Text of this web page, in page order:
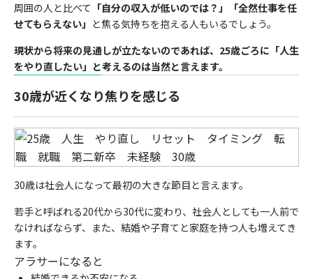
周囲の人と比べて 「自分の収入が低いのでは？」「全然仕事を任
せてもらえない」 と焦る気持ちを抱える人もいるでしょう。
現状から将来の見通しが立たないのであれば、25歳ごろに「人生
をやり直したい」と考えるのは当然と言えます。
30歳が近くなり焦りを感じる
30歳は社会人になって最初の大きな節目と言えます。
若手と呼ばれる20代から30代に変わり、社会人としても一人前で
なければならず、また、結婚や子育てと家庭を持つ人も増えてき
ます。
アラサーになると